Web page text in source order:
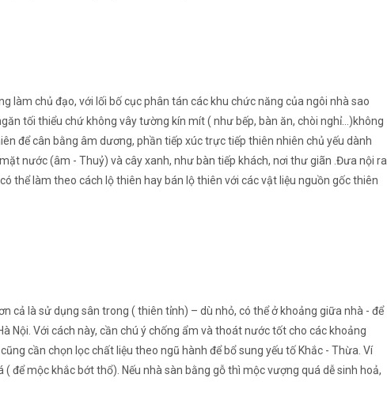
chủ đạo, với lối bố cục phân tán các khu chức năng của ngôi nhà sao
tối thiểu chứ không vây tường kín mít ( như bếp, bàn ăn, chòi nghỉ…)không
để cân bằng âm dương, phần tiếp xúc trực tiếp thiên nhiên chủ yếu dành
nước (âm - Thuỷ) và cây xanh, như bàn tiếp khách, nơi thư giãn .Đưa nội ra
thể làm theo cách lộ thiên hay bán lộ thiên với các vật liệu nguồn gốc thiên
cả là sử dụng sân trong ( thiên tỉnh) – dù nhỏ, có thể ở khoảng giữa nhà - để
Với cách này, cần chú ý chống ẩm và thoát nước tốt cho các khoảng
cần chọn lọc chất liệu theo ngũ hành để bổ sung yếu tố Khắc - Thừa. Ví
mộc khắc bớt thổ). Nếu nhà sàn bằng gỗ thì mộc vượng quá dễ sinh hoả,